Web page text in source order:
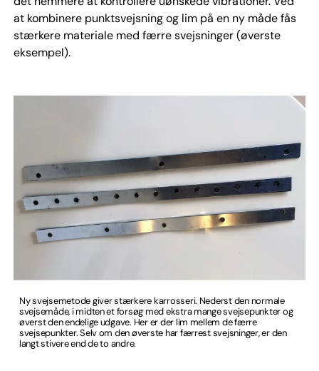
at kombinere punktsvejsning og lim på en ny måde fås
stærkere materiale med færre svejsninger (øverste
eksempel).
Ny svejsemetode giver stærkere karrosseri. Nederst den normale
svejsemåde, i midten et forsøg med ekstra mange svejsepunkter og
øverst den endelige udgave. Her er der lim mellem de færre
svejsepunkter. Selv om den øverste har færrest svejsninger, er den
langt stivere end de to andre.